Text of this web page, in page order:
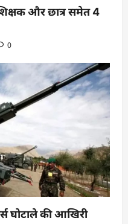
और छात्र समेत 4
0
घोटाले की आखिरी